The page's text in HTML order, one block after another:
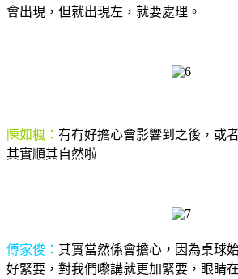
會出現，但就出現左，就要處理。
陳如楓： 有冇好擔心會影響到之後，或
其實順其自然啦
傅家俊： 其實當然係會擔心，因為桌球
好緊要，對我們嚟講就更加緊要，眼睛